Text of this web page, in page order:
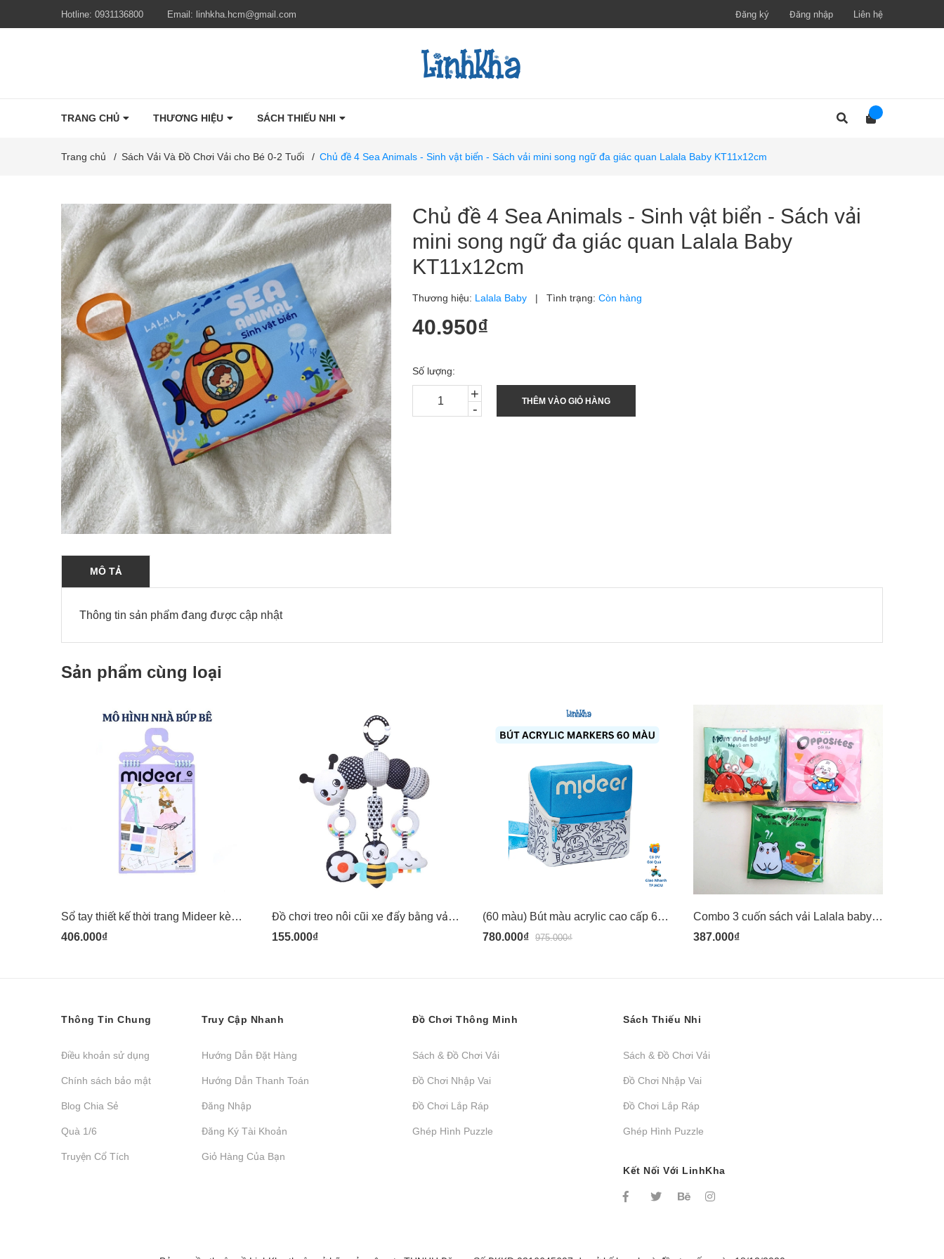
Hotline: 0931136800 Email: linhkha.hcm@gmail.com Đăng ký Đăng nhập Liên hệ
TRANG CHỦ THƯƠNG HIỆU SÁCH THIẾU NHI
Trang chủ / Sách Vải Và Đồ Chơi Vải cho Bé 0-2 Tuổi / Chủ đề 4 Sea Animals - Sinh vật biển - Sách vải mini song ngữ đa giác quan Lalala Baby KT11x12cm
Chủ đề 4 Sea Animals - Sinh vật biển - Sách vải
mini song ngữ đa giác quan Lalala Baby
KT11x12cm
Thương hiệu: Lalala Baby | Tình trạng: Còn hàng
40.950₫
Số lượng:
-
+ THÊM VÀO GIỎ HÀNG
MÔ TẢ
Thông tin sản phẩm đang được cập nhật
Sản phẩm cùng loại
Sổ tay thiết kế thời trang Mideer kèm vải Dress-up Fashion Guide
406.000₫
Đồ chơi treo nôi cũi xe đẩy bằng vải bông có âm thanh leng keng cho bé sơ sinh Pipovietnam
155.000₫
(60 màu) Bút màu acrylic cao cấp 60 màu có túi vải đựng - mideer Acrylic Markers 60 colours
780.000₫ 975.000₫
Combo 3 cuốn sách vải Lalala baby Ehon tương tác (Opposites, Peek a boo! Who's hidding, Mom and baby)
387.000₫
Thông Tin Chung
Điều khoản sử dụng
Chính sách bảo mật
Blog Chia Sẻ
Quà 1/6
Truyện Cổ Tích
Truy Cập Nhanh
Hướng Dẫn Đặt Hàng
Hướng Dẫn Thanh Toán
Đăng Nhập
Đăng Ký Tài Khoản
Giỏ Hàng Của Bạn
Đồ Chơi Thông Minh
Sách & Đồ Chơi Vải
Đồ Chơi Nhập Vai
Đồ Chơi Lắp Ráp
Ghép Hình Puzzle
Sách Thiếu Nhi
Sách & Đồ Chơi Vải
Đồ Chơi Nhập Vai
Đồ Chơi Lắp Ráp
Ghép Hình Puzzle
Kết Nối Với LinhKha